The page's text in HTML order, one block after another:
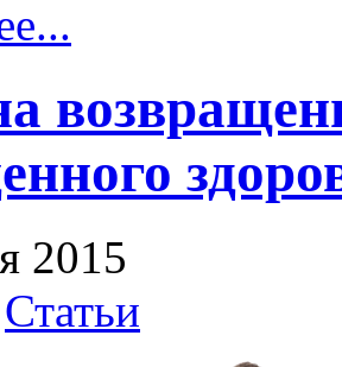
2015
Статьи